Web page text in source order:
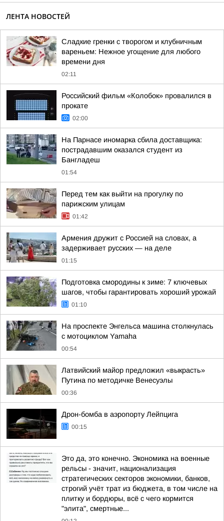
ЛЕНТА НОВОСТЕЙ
Сладкие гренки с творогом и клубничным
вареньем: Нежное угощение для любого
времени дня
02:11
Российский фильм «Колобок» провалился в
прокате
02:00
На Парнасе иномарка сбила доставщика:
пострадавшим оказался студент из
Бангладеш
01:54
Перед тем как выйти на прогулку по
парижским улицам
01:42
Армения дружит с Россией на словах, а
задерживает русских — на деле
01:15
Подготовка смородины к зиме: 7 ключевых
шагов, чтобы гарантировать хороший урожай
01:10
На проспекте Энгельса машина столкнулась
с мотоциклом Yamaha
00:54
Латвийский майор предложил «выкрасть»
Путина по методичке Венесуэлы
00:36
Дрон-бомба в аэропорту Лейпцига
00:15
Это да, это конечно. Экономика на военные
рельсы - значит, национализация
стратегических секторов экономики, банков,
строгий учёт трат из бюджета, в том числе на
плитку и бордюры, всё с чего кормится
"элита", смертные...